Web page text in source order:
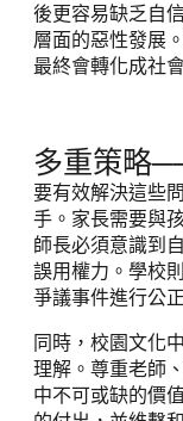
後更容易缺乏自
層面的惡性發展
最終會轉化成社
多重策略
要有效解決這些
手。家長需要與
師長必須意識到
誤用權力。學校
爭議事件進行公
同時，校園文化
理解。尊重老師
中不可或缺的價